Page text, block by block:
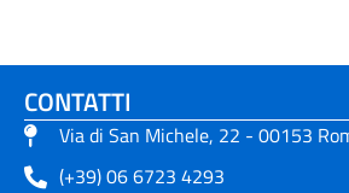
CONTATTI
Via di San Michele, 22 - 00153
(+39) 06 6723 4293